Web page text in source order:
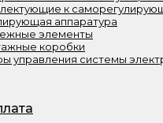
к
аппаратура
элементы
коробки
управления системы